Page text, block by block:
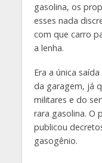
gasolina, os
esses nada
com que carro
a lenha.
Era a única
da garagem, já
militares e do
rara gasolina. O
publicou
gasogênio.